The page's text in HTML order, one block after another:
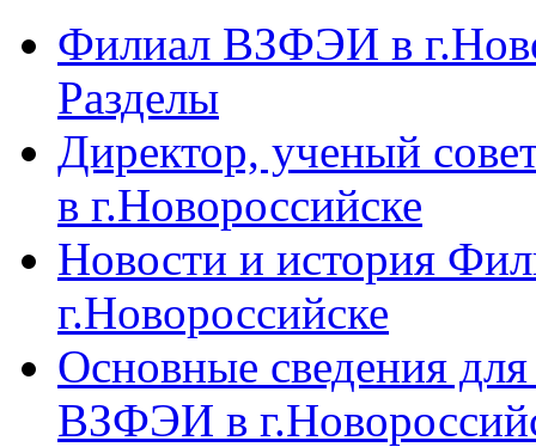
Филиал ВЗФЭИ в
Разделы
Директор, ученый
в г.Новороссийске
Новости и история
г.Новороссийске
Основные сведения
ВЗФЭИ в